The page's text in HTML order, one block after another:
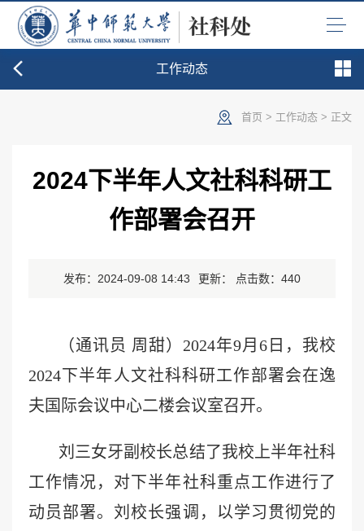
工作动态
首页 > 工作动态 > 正文
2024下半年人文社科科研工
作部署会召开
发布：2024-09-08 14:43 更新： 点击数： 440
（通讯员 周甜）2024年9月6日，我校
2024下半年人文社科科研工作部署会在逸
夫国际会议中心二楼会议室召开。
刘三女牙副校长总结了我校上半年社科
工作情况，对下半年社科重点工作进行了
动员部署。刘校长强调，以学习贯彻党的